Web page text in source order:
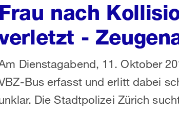
Frau nach
-
Dienstagabend, 11. Oktober
Bus erfasst und erlitt dabei
Die Stadtpolizei Zürich